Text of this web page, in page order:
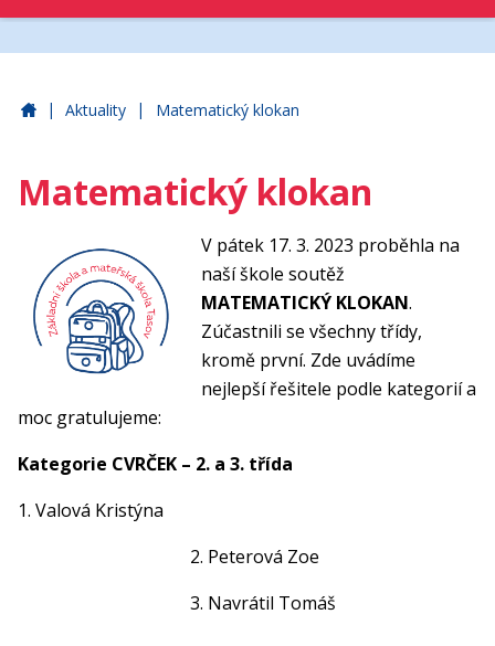
Základní škola a mateřská škola Tasov
| Aktuality | Matematický klokan
Matematický klokan
V pátek 17. 3. 2023 proběhla na
naší škole soutěž
MATEMATICKÝ KLOKAN.
Zúčastnili se všechny třídy,
kromě první. Zde uvádíme
nejlepší řešitele podle kategorií a
moc gratulujeme:
Kategorie CVRČEK – 2. a 3. třída
1. Valová Kristýna
2. Peterová Zoe
3. Navrátil Tomáš